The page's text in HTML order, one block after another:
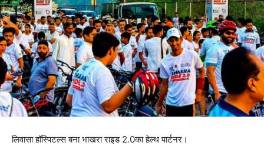
लिवासा हॉस्पिटल्स बना भाखरा राइड 2.0का हेल्थ पार्टनर।